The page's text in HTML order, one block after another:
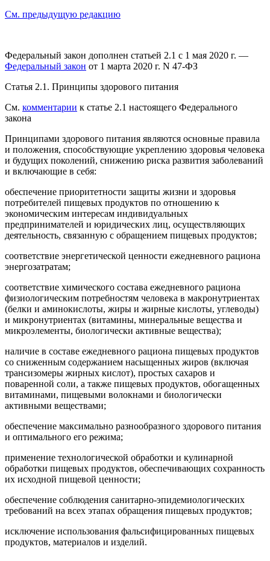
См. предыдущую редакцию
Федеральный закон дополнен статьей 2.1 с 1 мая 2020 г. —
Федеральный закон от 1 марта 2020 г. N 47-ФЗ
Статья 2.1. Принципы здорового питания
См. комментарии к статье 2.1 настоящего Федерального
закона
Принципами здорового питания являются основные правила
и положения, способствующие укреплению здоровья человека
и будущих поколений, снижению риска развития заболеваний
и включающие в себя:
обеспечение приоритетности защиты жизни и здоровья
потребителей пищевых продуктов по отношению к
экономическим интересам индивидуальных
предпринимателей и юридических лиц, осуществляющих
деятельность, связанную с обращением пищевых продуктов;
соответствие энергетической ценности ежедневного рациона
энергозатратам;
соответствие химического состава ежедневного рациона
физиологическим потребностям человека в макронутриентах
(белки и аминокислоты, жиры и жирные кислоты, углеводы)
и микронутриентах (витамины, минеральные вещества и
микроэлементы, биологически активные вещества);
наличие в составе ежедневного рациона пищевых продуктов
со сниженным содержанием насыщенных жиров (включая
трансизомеры жирных кислот), простых сахаров и
поваренной соли, а также пищевых продуктов, обогащенных
витаминами, пищевыми волокнами и биологически
активными веществами;
обеспечение максимально разнообразного здорового питания
и оптимального его режима;
применение технологической обработки и кулинарной
обработки пищевых продуктов, обеспечивающих сохранность
их исходной пищевой ценности;
обеспечение соблюдения санитарно-эпидемиологических
требований на всех этапах обращения пищевых продуктов;
исключение использования фальсифицированных пищевых
продуктов, материалов и изделий.